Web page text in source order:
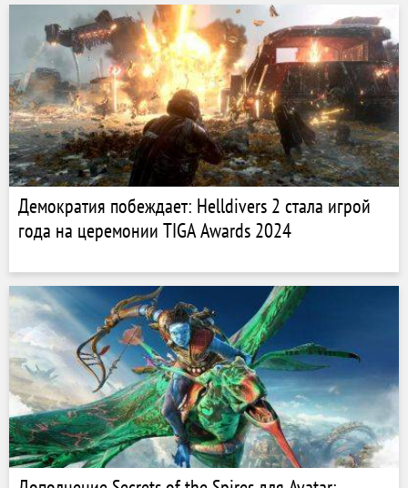
Демократия побеждает: Helldivers 2 стала игрой
года на церемонии TIGA Awards 2024